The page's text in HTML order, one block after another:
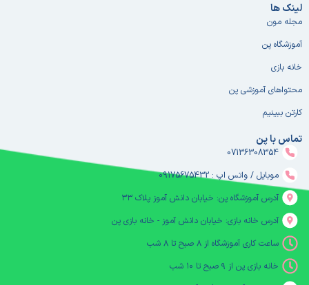
لینک ها
مجله مون
آموزشگاه پن
خانه بازی
محتواهای آموزشی پن
کارتن ببینیم
تماس با پن
07136308354
موبایل / واتس اپ : 09175675432
آدرس آموزشگاه پن: خیابان دانش آموز پلاک ۳۳
آدرس خانه بازی: خیابان دانش آموز - خانه بازی پن
ساعت کاری آموزشگاه از ۸ صبح تا ۸ شب
خانه بازی پن از ۹ صبح تا ۱۰ شب